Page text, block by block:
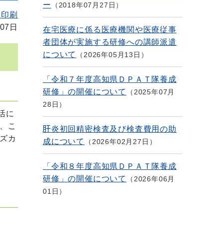
刷
日
に
こ
カ
ー
2018年07月27日
在宅医療に係る医療機関や医療従事
者団体が実施する研修への講師派遣
について
2026年05月13日
「令和７年度高知県ＤＰＡＴ隊養成
研修」の開催について
2025年07月
28日
肝炎初回精密検査及び検査費用の助
成について
2026年02月27日
「令和８年度高知県ＤＰＡＴ隊養成
研修」の開催について
2026年06月
01日